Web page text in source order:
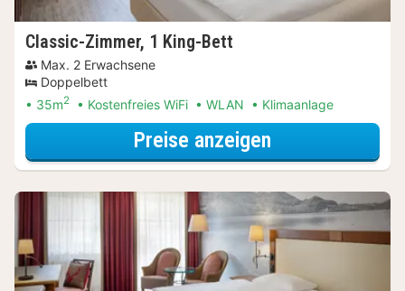
Classic-Zimmer, 1 King-Bett
Max. 2 Erwachsene
Doppelbett
35m2 Kostenfreies WiFi WLAN Klimaanlage
Preise anzeigen